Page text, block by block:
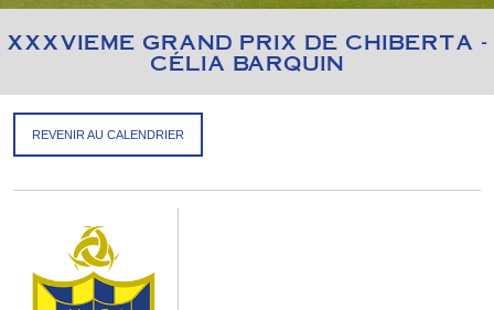
XXXVIEME GRAND PRIX DE CHIBERTA -
CÉLIA BARQUIN
REVENIR AU CALENDRIER